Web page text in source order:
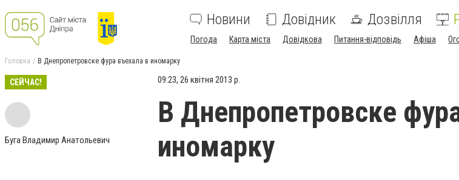
Новини Довідник Дозвілля
Погода Карта міста Довідкова Питання-відповідь Афіша
Головна В Днепропетровске фура въехала в иномарку
СЕЙЧАС!
Буга Владимир Анатольевич
09:23, 26 квітня 2013 р.
В Днепропетровске
иномарку